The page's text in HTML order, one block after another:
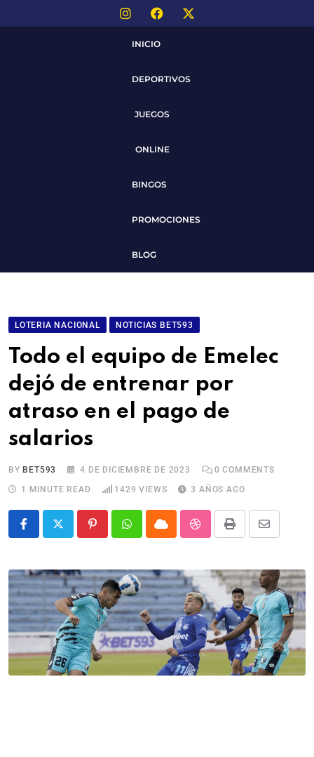
INICIO
DEPORTIVOS
JUEGOS
ONLINE
BINGOS
PROMOCIONES
BLOG
LOTERIA NACIONAL NOTICIAS BET593
Todo el equipo de Emelec
dejó de entrenar por
atraso en el pago de
salarios
BY BET593 4 DE DICIEMBRE DE 2023 0 COMMENTS
1 MINUTE READ
1429 VIEWS 3 AÑOS AGO